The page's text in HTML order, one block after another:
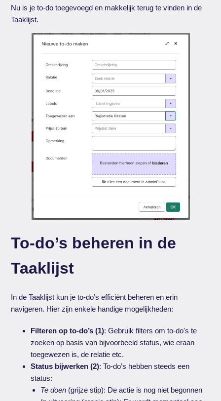
Nu is je to-do toegevoegd en makkelijk terug te vinden in de
Taaklijst.
To-do’s beheren in de
Taaklijst
In de Taaklijst kun je to-do’s efficiënt beheren en erin
navigeren. Hier zijn enkele handige mogelijkheden:
Filteren op to-do’s (1): Gebruik filters om to-do's te
zoeken op basis van bijvoorbeeld status, wie eraan
toegewezen is, de relatie etc.
Status bijwerken (2): To-do’s hebben steeds een
status:
Te doen (grijze stip): De actie is nog niet begonnen